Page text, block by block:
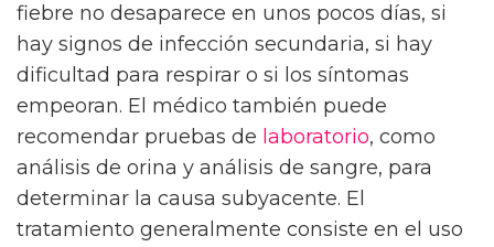
fiebre no desaparece en unos pocos días, si
hay signos de infección secundaria, si hay
dificultad para respirar o si los síntomas
empeoran. El médico también puede
recomendar pruebas de laboratorio, como
análisis de orina y análisis de sangre, para
determinar la causa subyacente. El
tratamiento generalmente consiste en el uso